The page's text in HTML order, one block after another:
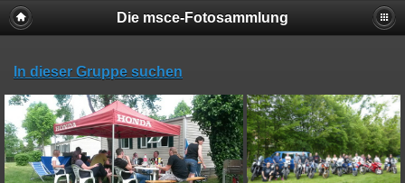
Die msce-Fotosammlung
In dieser Gruppe suchen